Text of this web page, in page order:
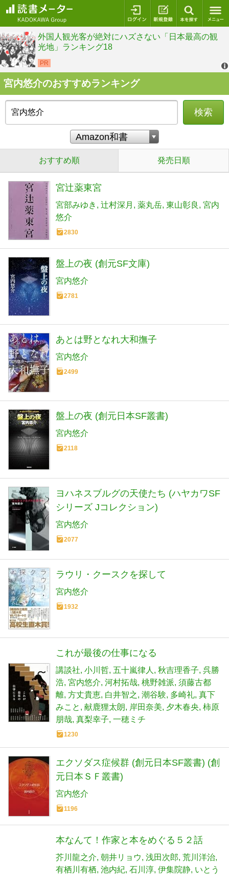
ログイン 新規登録
宮内悠介のおすすめランキング
検索
おすすめ順 発売日順
宮辻薬東宮
宮部みゆき 辻村深月 薬丸岳 東山彰良
宮内
悠介
2830
盤上の夜 (創元SF文庫)
宮内悠介
2781
あとは野となれ大和撫子
宮内悠介
2499
盤上の夜 (創元日本SF叢書)
宮内悠介
2118
ヨハネスブルグの天使たち (ハヤカワSF
シリーズ Jコレクション)
宮内悠介
2077
ラウリ・クースクを探して
宮内悠介
1932
これが最後の仕事になる
講談社 小川哲 五十嵐律人 秋吉理香子 呉勝
浩 宮内悠介 河村拓哉 桃野雑派 須藤古都
離 方丈貴恵 白井智之 潮谷験 多崎礼 真下
みこと
献鹿狸太朗 岸田奈美 夕木春央 柿原
朋哉 真梨幸子 一穂ミチ
1230
エクソダス症候群 (創元日本SF叢書) (創
元日本ＳＦ叢書)
宮内悠介
1196
本なんて！作家と本をめぐる５２話
芥川龍之介 朝井リョウ 浅田次郎 荒川洋治
有栖川有栖 池内紀 石川淳 伊集院静 いとう